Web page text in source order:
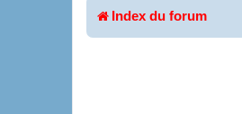
Index du forum